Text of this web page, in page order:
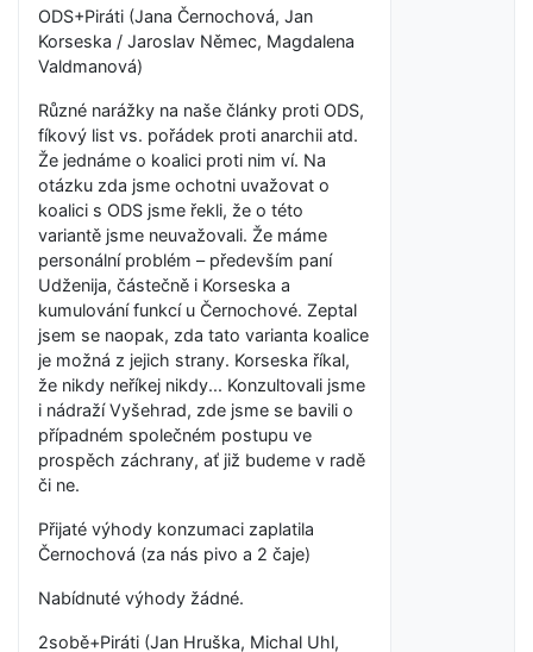
ODS+Piráti (Jana Černochová, Jan
Korseska / Jaroslav Němec, Magdalena
Valdmanová)
Různé narážky na naše články proti ODS,
fíkový list vs. pořádek proti anarchii atd.
Že jednáme o koalici proti nim ví. Na
otázku zda jsme ochotni uvažovat o
koalici s ODS jsme řekli, že o této
variantě jsme neuvažovali. Že máme
personální problém – především paní
Udženija, částečně i Korseska a
kumulování funkcí u Černochové. Zeptal
jsem se naopak, zda tato varianta koalice
je možná z jejich strany. Korseska říkal,
že nikdy neříkej nikdy... Konzultovali jsme
i nádraží Vyšehrad, zde jsme se bavili o
případném společném postupu ve
prospěch záchrany, ať již budeme v radě
či ne.
Přijaté výhody konzumaci zaplatila
Černochová (za nás pivo a 2 čaje)
Nabídnuté výhody žádné.
2sobě+Piráti (Jan Hruška, Michal Uhl,